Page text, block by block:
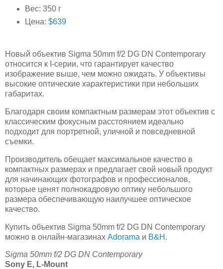
Вес: 350 г
Цена: $639
Новый объектив Sigma 50mm f/2 DG DN Contemporary
относится к I-серии, что гарантирует качество
изображение выше, чем можно ожидать. У объективы
высокие оптические характеристики при небольших
габаритах.
Благодаря своим компактным размерам этот объектив с
классическим фокусным расстоянием идеально
подходит для портретной, уличной и повседневной
съемки.
Производитель обещает максимальное качество в
компактных размерах и предлагает свой новый продукт
для начинающих фотографов и профессионалов,
которые ценят полнокадровую оптику небольшого
размера обеспечивающую наилучшее оптическое
качество.
Купить объектив Sigma 50mm f/2 DG DN Contemporary
можно в онлайн-магазинах Adorama и B&H .
Sigma 50mm f/2 DG DN Contemporary
Sony E, L-Mount